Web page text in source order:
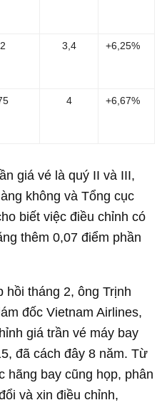
3,4 +6,25%
4 +6,67%
giá vé là quý II và III,
không và Tổng cục
biết việc điều chỉnh có
thêm 0,07 điểm phần
hồi tháng 2, ông Trịnh
đốc Vietnam Airlines,
giá trần vé máy bay
đã cách đây 8 năm. Từ
hãng bay cũng họp, phân
và xin điều chỉnh,